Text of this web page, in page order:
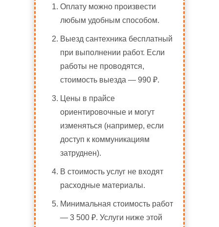
Оплату можно произвести
любым удобным способом.
Выезд сантехника бесплатный
при выполнении работ. Если
работы не проводятся,
стоимость выезда — 990 ₽.
Цены в прайсе
ориентировочные и могут
изменяться (например, если
доступ к коммуникациям
затруднен).
В стоимость услуг не входят
расходные материалы.
Минимальная стоимость работ
— 3 500 ₽. Услуги ниже этой